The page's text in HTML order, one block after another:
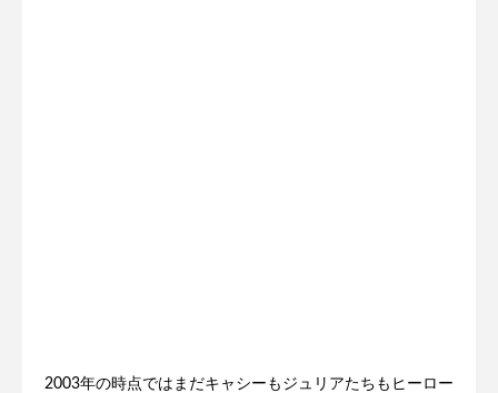
2003年の時点ではまだキャシーもジュリアたちもヒーロー